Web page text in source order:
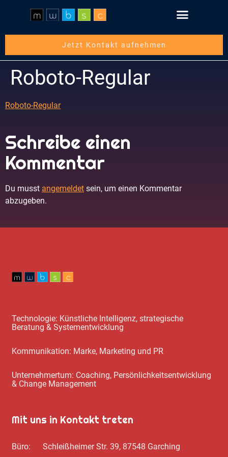
Jetzt Kontakt aufnehmen
Roboto-Regular
Roboto-Regular
Schreibe einen
Kommentar
Du musst angemeldet sein, um einen Kommentar
abzugeben.
Technologie: Künstliche Intelligenz, strategische
Beratung & Systementwicklung
Kommunikation: Marke, Marketing und PR
Unternehmertum: Coaching, Persönlichkeitsentwicklung
& Change Management
Mit uns in Kontakt treten
Büro: Schleißheimer Str. 39, 87548 Garching